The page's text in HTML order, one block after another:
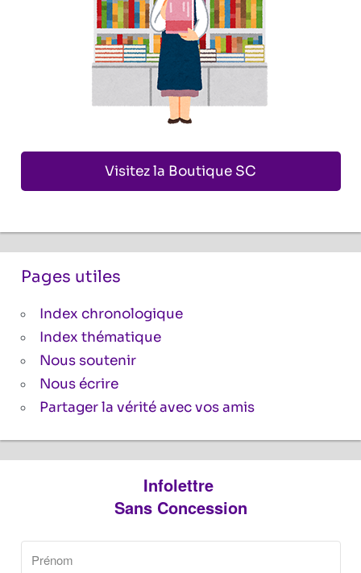
Visitez la Boutique SC
Pages utiles
Index chronologique
Index thématique
Nous soutenir
Nous écrire
Partager la vérité avec vos amis
Infolettre
Sans Concession